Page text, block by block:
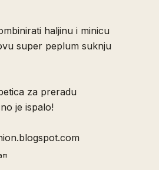
haljinu i minicu
super peplum suknju
za preradu
je ispalo!